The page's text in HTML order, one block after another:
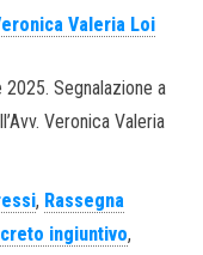
Valeria Loi
Segnalazione a
Veronica Valeria
, Rassegna
ingiuntivo,